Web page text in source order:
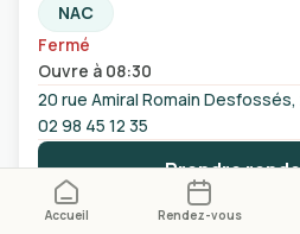
Accueil Rendez-vous
NAC
Fermé
Ouvre à 08:30
20 rue Amiral Romain
02 98 45 12 35
Prendre